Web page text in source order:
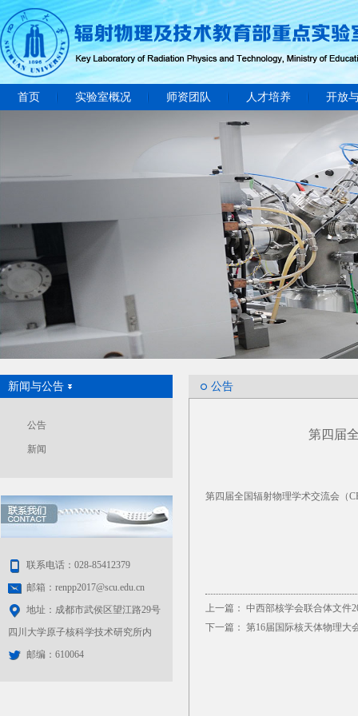
首页 实验室概况 师资团队 人才培养 开放
新闻与公告
公告
新闻
联系电话：028-85412379
邮箱：renpp2017@scu.edu.cn
地址：成都市武侯区望江路29号
四川大学原子核科学技术研究所内
邮编：610064
公告
第四届
第四届全国辐射物理学术交流会（
上一篇： 中西部核学会联合体文件
下一篇： 第16届国际核天体物理大